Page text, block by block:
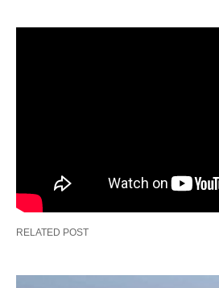
RELATED POST